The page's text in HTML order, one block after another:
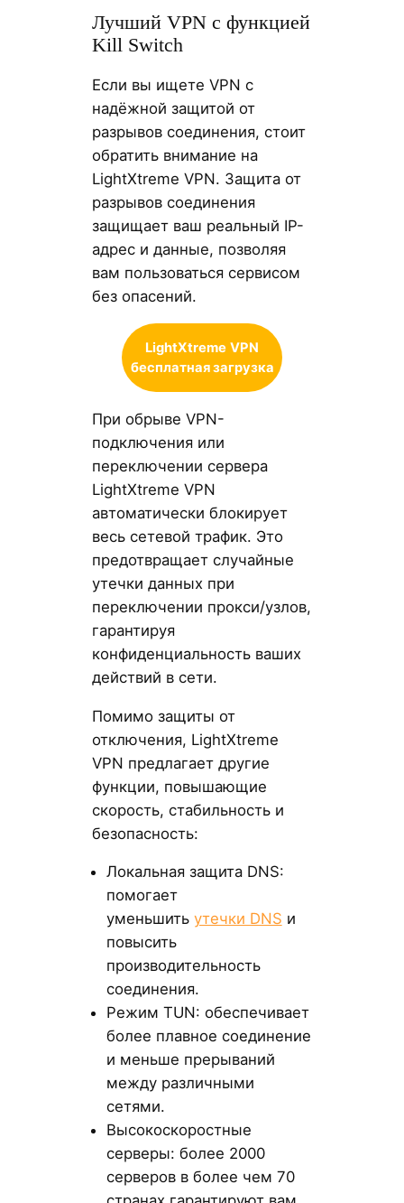
Лучший VPN с функцией
Kill Switch
Если вы ищете VPN с
надёжной защитой от
разрывов соединения, стоит
обратить внимание на
LightXtreme VPN. Защита от
разрывов соединения
защищает ваш реальный IP-
адрес и данные, позволяя
вам пользоваться сервисом
без опасений.
LightXtreme VPN
бесплатная загрузка
При обрыве VPN-
подключения или
переключении сервера
LightXtreme VPN
автоматически блокирует
весь сетевой трафик. Это
предотвращает случайные
утечки данных при
переключении прокси/узлов,
гарантируя
конфиденциальность ваших
действий в сети.
Помимо защиты от
отключения, LightXtreme
VPN предлагает другие
функции, повышающие
скорость, стабильность и
безопасность:
Локальная защита DNS:
помогает
уменьшить утечки DNS и
повысить
производительность
соединения.
Режим TUN: обеспечивает
более плавное соединение
и меньше прерываний
между различными
сетями.
Высокоскоростные
серверы: более 2000
серверов в более чем 70